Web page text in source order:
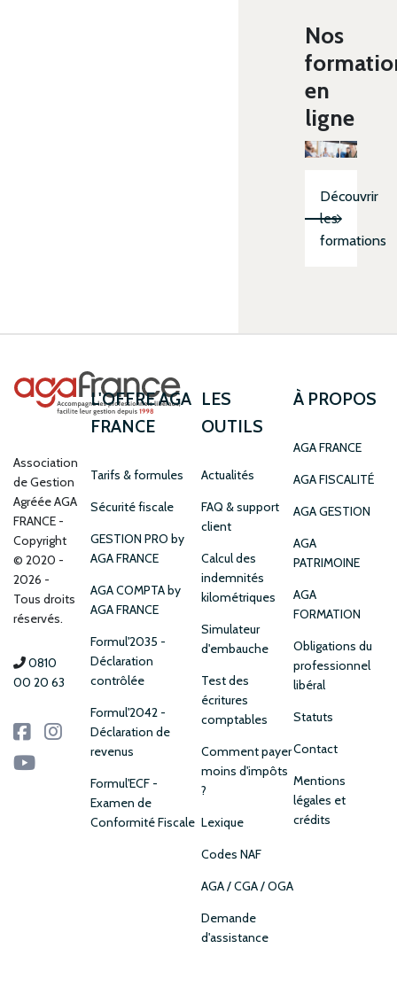
Nos
en
ligne
Découvrir
les
formations
Association
de Gestion
Agréée AGA
FRANCE
Copyright
© 2020 -
2026 -
Tous droits
réservés.
0810
00 20 63
L'OFFRE AGA
FRANCE
Tarifs & formules
Sécurité fiscale
GESTION PRO by
AGA FRANCE
AGA COMPTA by
AGA FRANCE
Formul'2035 -
Déclaration
contrôlée
Formul'2042 -
Déclaration de
revenus
Formul'ECF -
Examen de
Conformité Fiscale
LES
OUTILS
Actualités
FAQ & support
client
Calcul des
indemnités
kilométriques
Simulateur
d'embauche
Test des
écritures
comptables
Comment payer
moins d'impôts
?
Lexique
Codes NAF
AGA / CGA / OGA
Demande
d'assistance
À PROPOS
AGA FRANCE
AGA FISCALITÉ
AGA GESTION
AGA
PATRIMOINE
AGA
FORMATION
Obligations du
professionnel
libéral
Statuts
Contact
Mentions
légales et
crédits